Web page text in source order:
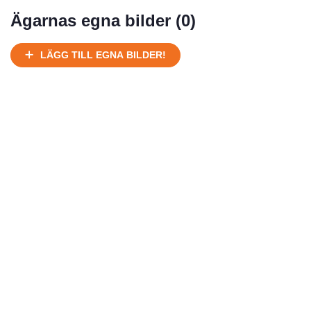
Under normalt skick, kan kräva reparation
Ägarnas egna bilder (0)
LÄGG TILL EGNA BILDER!